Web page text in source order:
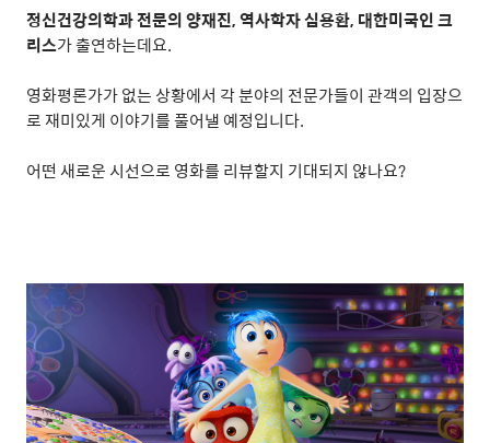
정신건강의학과 전문의 양재진,역사학자 심용환, 대한미국인 크
리스가 출연하는데요.
영화평론가가 없는 상황에서 각 분야의 전문가들이 관객의 입장으
로 재미있게 이야기를 풀어낼 예정입니다.
어떤 새로운 시선으로 영화를 리뷰할지 기대되지 않나요?